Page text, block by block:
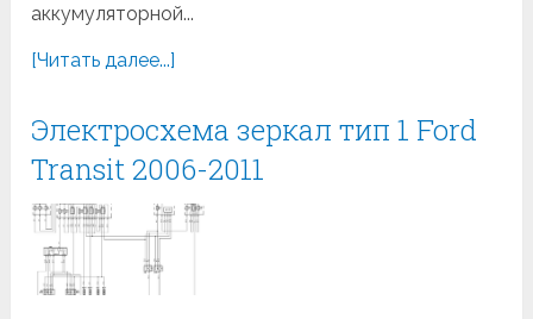
аккумуляторной...
[Читать далее...]
Электросхема зеркал тип 1 Ford
Transit 2006-2011